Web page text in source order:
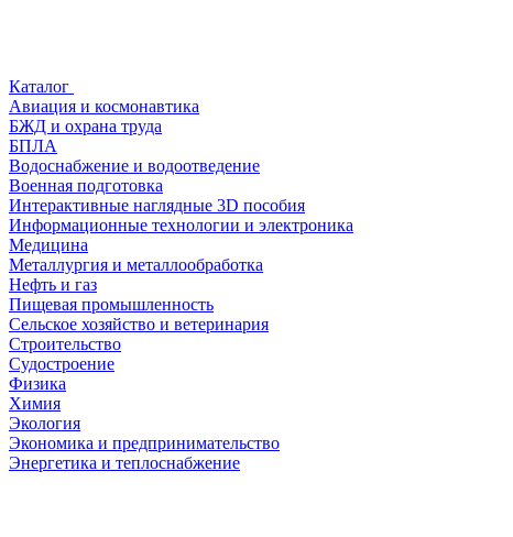
Каталог
Авиация и космонавтика
БЖД и охрана труда
БПЛА
Водоснабжение и водоотведение
Военная подготовка
Интерактивные наглядные 3D пособия
Информационные технологии и электроника
Медицина
Металлургия и металлообработка
Нефть и газ
Пищевая промышленность
Сельское хозяйство и ветеринария
Строительство
Судостроение
Физика
Химия
Экология
Экономика и предпринимательство
Энергетика и теплоснабжение